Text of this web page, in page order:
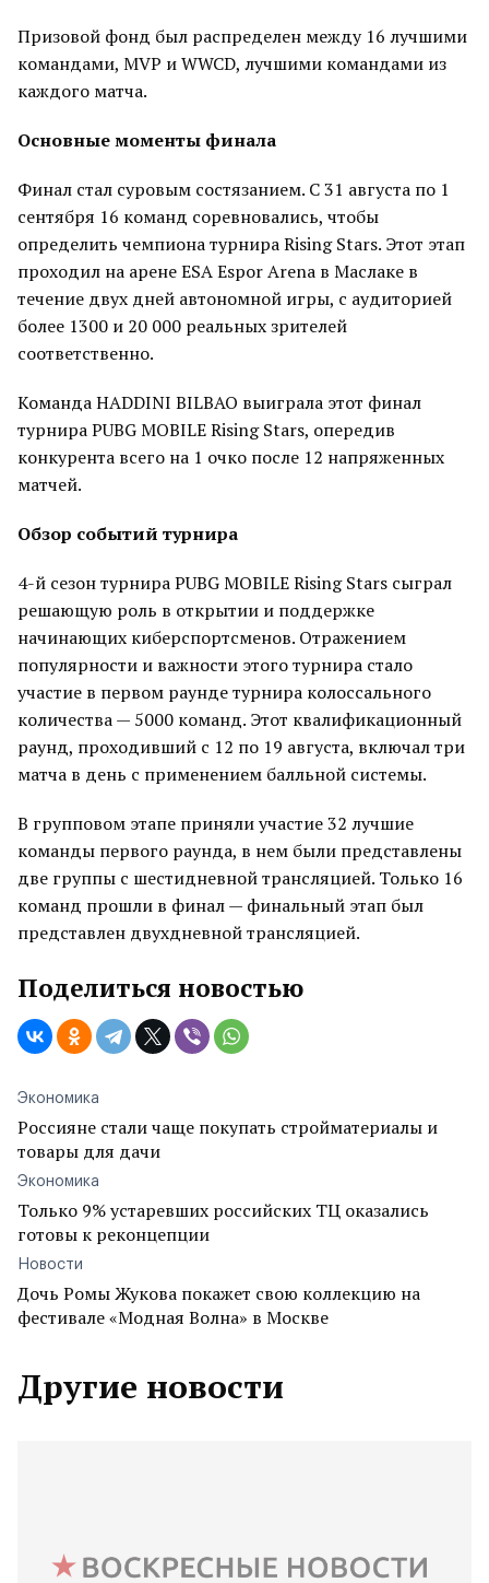
Призовой фонд был распределен между 16 лучшими
командами, MVP и WWCD, лучшими командами из
каждого матча.
Основные моменты финала
Финал стал суровым состязанием. С 31 августа по 1
сентября 16 команд соревновались, чтобы
определить чемпиона турнира Rising Stars. Этот этап
проходил на арене ESA Espor Arena в Маслаке в
течение двух дней автономной игры, с аудиторией
более 1300 и 20 000 реальных зрителей
соответственно.
Команда HADDINI BILBAO выиграла этот финал
турнира PUBG MOBILE Rising Stars, опередив
конкурента всего на 1 очко после 12 напряженных
матчей.
Обзор событий турнира
4-й сезон турнира PUBG MOBILE Rising Stars сыграл
решающую роль в открытии и поддержке
начинающих киберспортсменов. Отражением
популярности и важности этого турнира стало
участие в первом раунде турнира колоссального
количества — 5000 команд. Этот квалификационный
раунд, проходивший с 12 по 19 августа, включал три
матча в день с применением балльной системы.
В групповом этапе приняли участие 32 лучшие
команды первого раунда, в нем были представлены
две группы с шестидневной трансляцией. Только 16
команд прошли в финал — финальный этап был
представлен двухдневной трансляцией.
Поделиться новостью
Экономика
Россияне стали чаще покупать стройматериалы и
товары для дачи
Экономика
Только 9% устаревших российских ТЦ оказались
готовы к реконцепции
Новости
Дочь Ромы Жукова покажет свою коллекцию на
фестивале «Модная Волна» в Москве
Другие новости